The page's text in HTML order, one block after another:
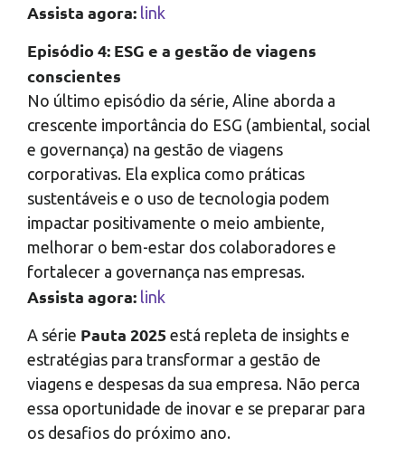
Assista agora: link
Episódio 4: ESG e a gestão de viagens
conscientes
No último episódio da série, Aline aborda a
crescente importância do ESG (ambiental, social
e governança) na gestão de viagens
corporativas. Ela explica como práticas
sustentáveis e o uso de tecnologia podem
impactar positivamente o meio ambiente,
melhorar o bem-estar dos colaboradores e
fortalecer a governança nas empresas.
Assista agora: link
A série Pauta 2025 está repleta de insights e
estratégias para transformar a gestão de
viagens e despesas da sua empresa. Não perca
essa oportunidade de inovar e se preparar para
os desafios do próximo ano.